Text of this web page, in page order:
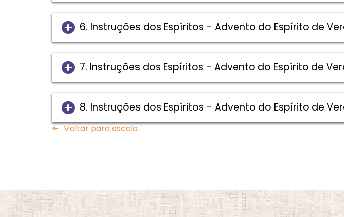
6. Instruções dos Espíritos - Advento do Espírito de
7. Instruções dos Espíritos - Advento do Espírito de
8. Instruções dos Espíritos - Advento do Espírito de
Voltar para escala